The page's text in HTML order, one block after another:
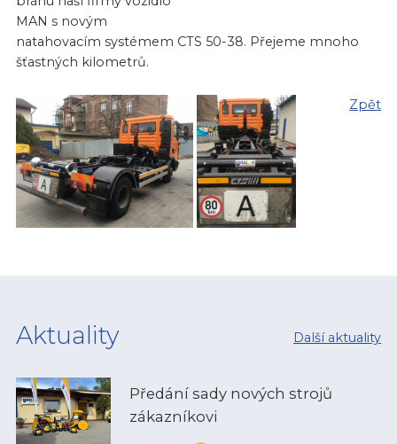
MAN s novým
natahovacím systémem CTS 50-38. Přejeme mnoho
šťastných kilometrů.
Zpět
Další aktuality
Aktuality
Předání sady nových strojů
zákazníkovi